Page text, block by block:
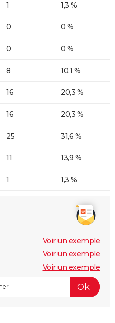
1 1,3 %
0 0 %
0 0 %
8 10,1 %
16 20,3 %
16 20,3 %
25 31,6 %
11 13,9 %
1 1,3 %
Voir un exemple
Voir un exemple
Voir un exemple